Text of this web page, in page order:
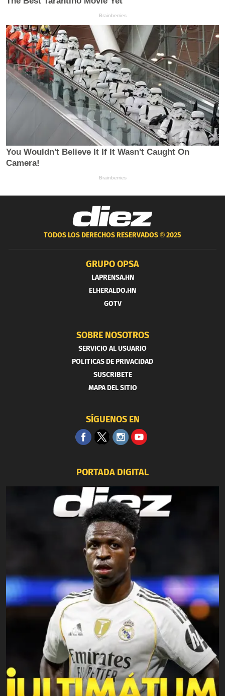
TODOS LOS DERECHOS RESERVADOS ®2025
GRUPO OPSA
LAPRENSA.HN
ELHERALDO.HN
GOTV
SOBRE NOSOTROS
SERVICIO AL USUARIO
POLITICAS DE PRIVACIDAD
SUSCRIBETE
MAPA DEL SITIO
SÍGUENOS EN
PORTADA DIGITAL